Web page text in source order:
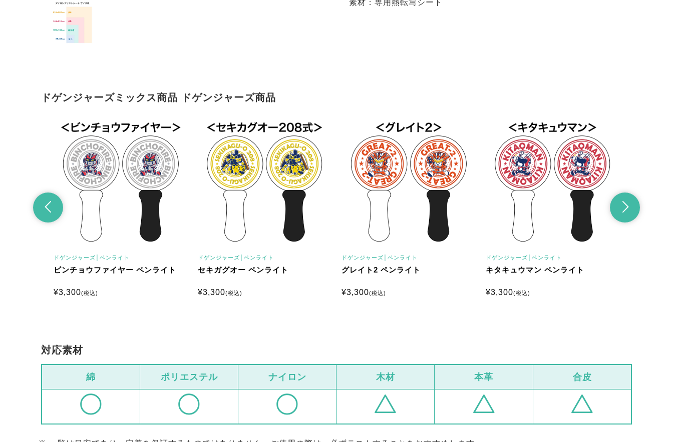
素材：専用熱転写シート
ドゲンジャーズミックス商品 ドゲンジャーズ商品
ドゲンジャーズ│ ペンライト
ビンチョウファイヤー ペンライト
¥3,300(税込)
ドゲンジャーズ│ ペンライト
セキガグオー ペンライト
¥3,300(税込)
ドゲンジャーズ│ ペンライト
グレイト2 ペンライト
¥3,300(税込)
ドゲンジャーズ│ ペンライト
キタキュウマン ペンライト
¥3,300(税込)
対応素材
綿 ポリエステル ナイロン 木材 本革 合皮